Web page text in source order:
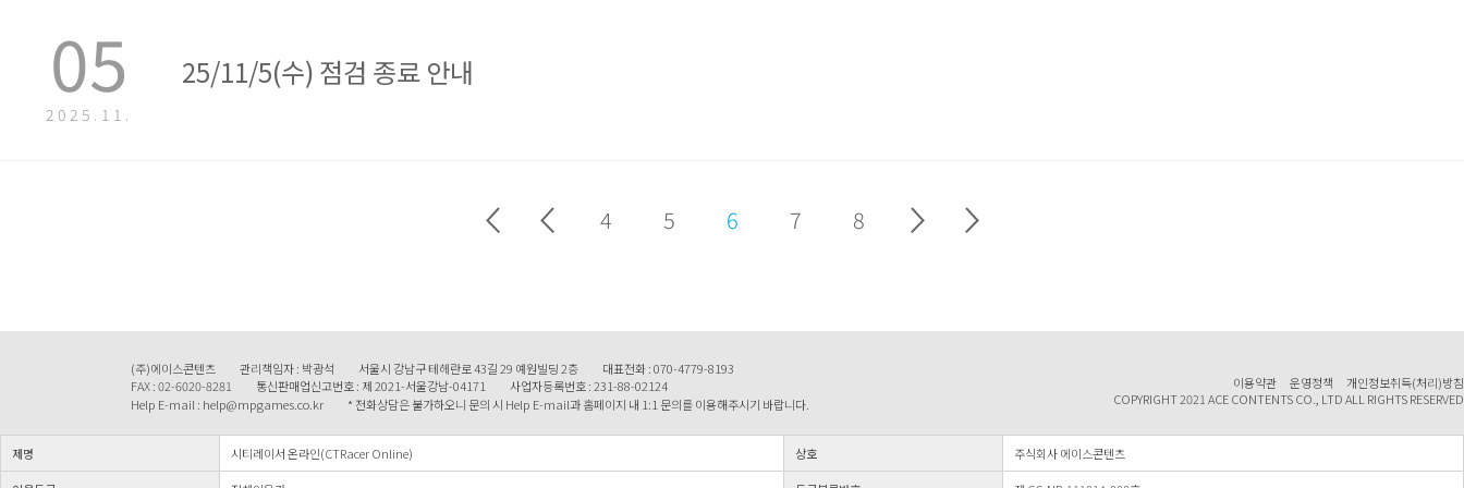
05
2025.11.
25/11/5(수) 점검 종료 안내
4 5 6 7 8
(주)에이스콘텐츠 관리책임자 : 박광석 서울시 강남구 테헤란로 43길 29 예원빌딩 2층
대표전화 : 070-4779-8193
FAX : 02-6020-8281
통신판매업신고번호 : 제 2021-서울강남-04171
사업자등록번호 : 231-88-02124
Help E-mail : help@mpgames.co.kr
* 전화상담은 불가하오니 문의 시 Help E-mail과 홈페이지 내 1:1 문의를 이용해주시기 바랍니다.
이용약관 운영정책
개인정보취득(처리)방침
COPYRIGHT 2021 ACE CONTENTS CO., LTD ALL RIGHTS RESERVED
제명 시티레이서 온라인(CTRacer Online) 상호 주식회사 에이스콘텐츠